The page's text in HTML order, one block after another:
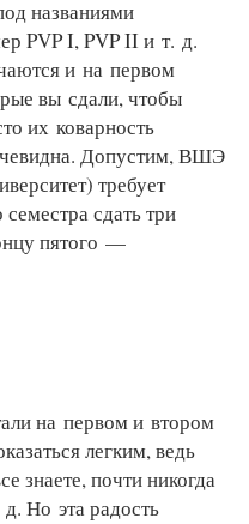
названиями
PVP I, PVP II и т. д.
и на первом
вы сдали, чтобы
их коварность
Допустим, ВШЭ
требует
сдать три
пятого —
на первом и втором
легким, ведь
знаете, почти никогда
Но эта радость